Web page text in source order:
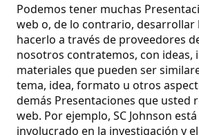
Podemos tener muchas
web o, de lo contrario, desarrollar
hacerlo a través de proveedores
nosotros contratemos, con ideas,
materiales que pueden ser
tema, idea, formato u otros
demás Presentaciones que usted
web. Por ejemplo, SC Johnson
involucrado en la investigación y